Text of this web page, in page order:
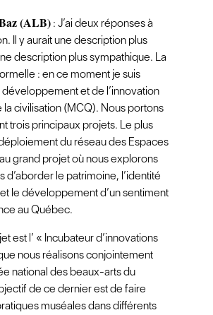
(ALB): J’ai deux réponses à
Il y aurait une description plus
description plus sympathique. La
: en ce moment je suis
et de l’innovation
la civilisation (MCQ). Nous portons
trois principaux projets. Le plus
du réseau des Espaces
grand projet où nous explorons
d’aborder le patrimoine, l’identité
le développement d’un sentiment
au Québec.
est l’ « Incubateur d’innovations
nous réalisons conjointement
national des beaux-arts du
de ce dernier est de faire
muséales dans différents